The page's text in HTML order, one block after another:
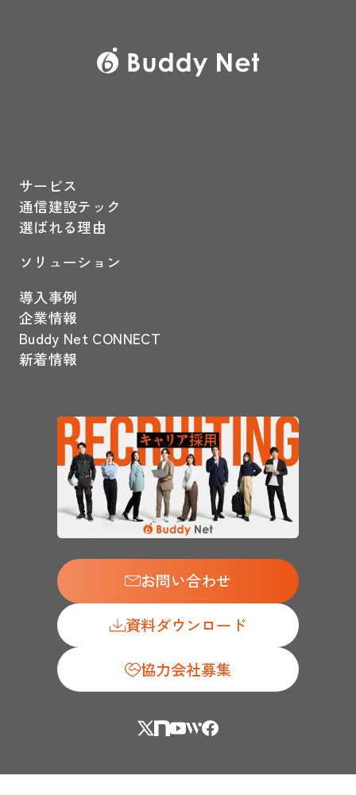
サービス
通信建設テック
選ばれる理由
ソリューション
導入事例
企業情報
Buddy Net CONNECT
新着情報
お問い合わせ
資料ダウンロード
協力会社募集